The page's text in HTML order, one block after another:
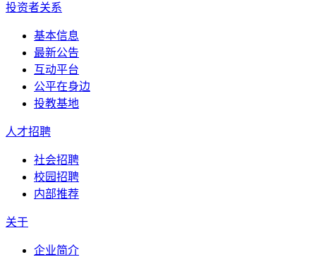
投资者关系
基本信息
最新公告
互动平台
公平在身边
投教基地
人才招聘
社会招聘
校园招聘
内部推荐
关于
企业简介